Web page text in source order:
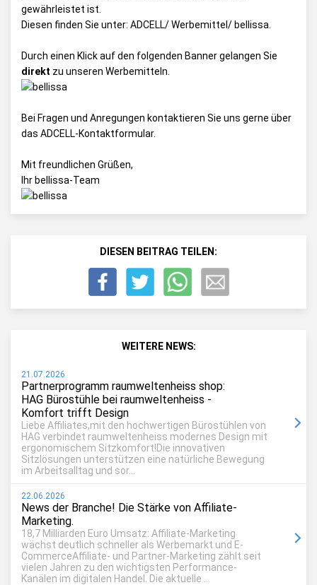
gewährleistet ist.
Diesen finden Sie unter: ADCELL/ Werbemittel/ bellissa
Durch einen Klick auf den folgenden Banner gelangen Sie
direkt zu unseren Werbemitteln.
Bei Fragen und Anregungen kontaktieren Sie uns gerne über
das ADCELL-Kontaktformular.
Mit freundlichen Grüßen,
Ihr bellissa-Team
DIESEN BEITRAG TEILEN:
WEITERE NEWS:
21.07.2026
Partnerprogramm raumweltenheiss shop:
HAG Bürostühle bei raumweltenheiss -
Komfort trifft Design
Liebe Affiliates,mit den hochwertigen Bürostühlen von
HAG verbindet raumweltenheiss modernes Design mit
ergonomischem Sitzkomfort!Die innovativen
Sitzlösungen unterstützen eine natürliche Bewegung
im Arbeitsalltag und sor...
22.06.2026
News der Branche! Die Stärke von Affiliate-
Marketing.
18,7 Milliarden Euro Umsatz: Affiliate-Marketing
wächst deutlich schneller als Werbemarkt und E-
CommerceAffiliate- und Partner-Marketing zählt seit
vielen Jahren zu den wichtigsten Performance-
Kanälen im digitalen Handel. Die aktuelle ...